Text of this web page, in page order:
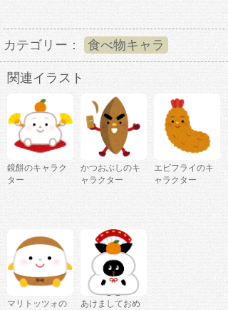
カテゴリー： 食べ物キャラ
関連イラスト
鏡餅のキャラク
ター
かつおぶしのキ
ャラクター
エビフライのキ
ャラクター
マリトッツォの
あけましておめ